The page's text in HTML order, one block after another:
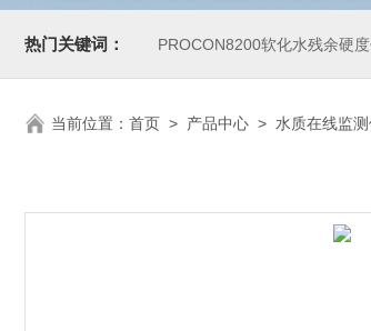
热门关键词： PROCON8200软化水残余硬
当前位置： 首页 > 产品中心 > 水质在线监测